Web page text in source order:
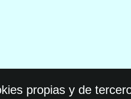
propias y de